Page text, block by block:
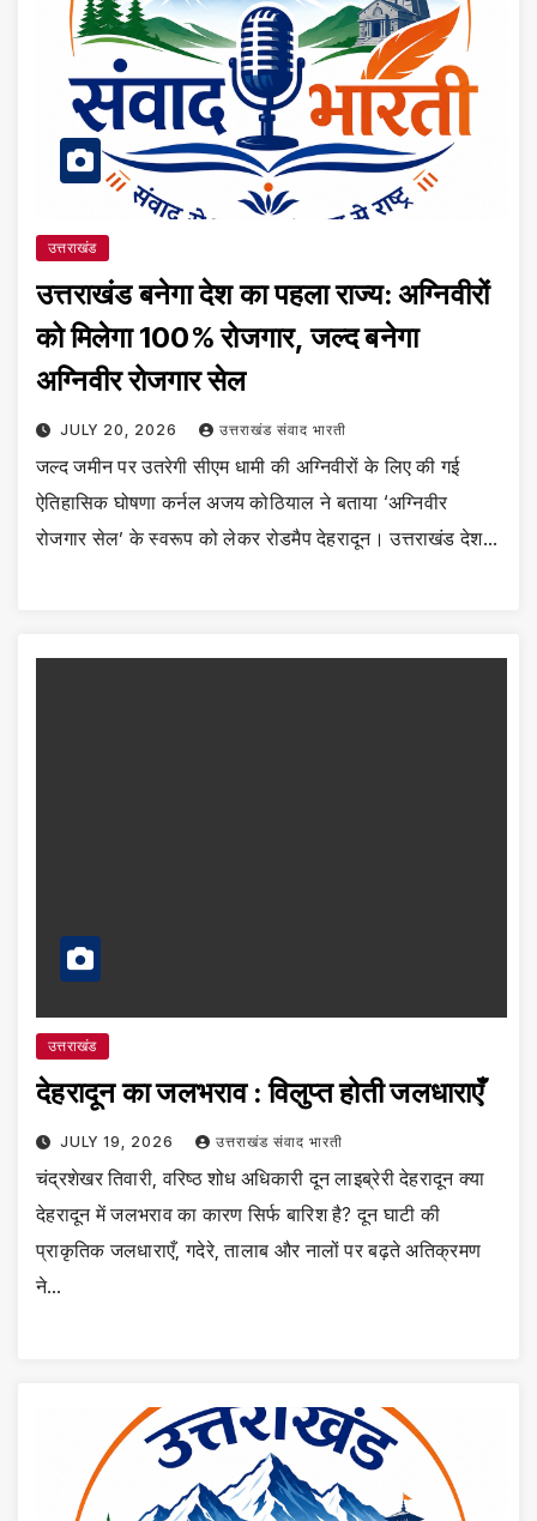
उत्तराखंड
उत्तराखंड बनेगा देश का पहला राज्य: अग्निवीरों
को मिलेगा 100% रोजगार, जल्द बनेगा
अग्निवीर रोजगार सेल
JULY 20, 2026 उत्तराखंड संवाद भारती
जल्द जमीन पर उतरेगी सीएम धामी की अग्निवीरों के लिए की गई
ऐतिहासिक घोषणा कर्नल अजय कोठियाल ने बताया ‘अग्निवीर
रोजगार सेल’ के स्वरूप को लेकर रोडमैप देहरादून। उत्तराखंड देश…
उत्तराखंड
देहरादून का जलभराव : विलुप्त होती जलधाराएँ
JULY 19, 2026 उत्तराखंड संवाद भारती
चंद्रशेखर तिवारी, वरिष्ठ शोध अधिकारी दून लाइब्रेरी देहरादून क्या
देहरादून में जलभराव का कारण सिर्फ बारिश है? दून घाटी की
प्राकृतिक जलधाराएँ, गदेरे, तालाब और नालों पर बढ़ते अतिक्रमण
ने…